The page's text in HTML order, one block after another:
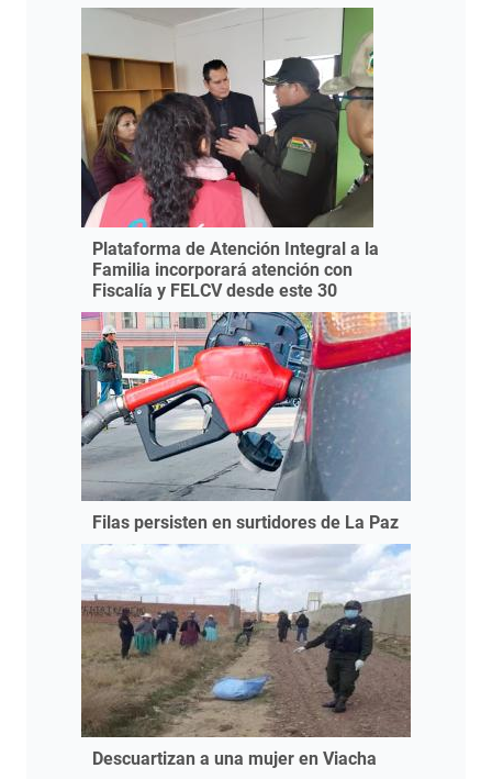
Plataforma de Atención Integral a la
Familia incorporará atención con
Fiscalía y FELCV desde este 30
Filas persisten en surtidores de La Paz
Descuartizan a una mujer en Viacha